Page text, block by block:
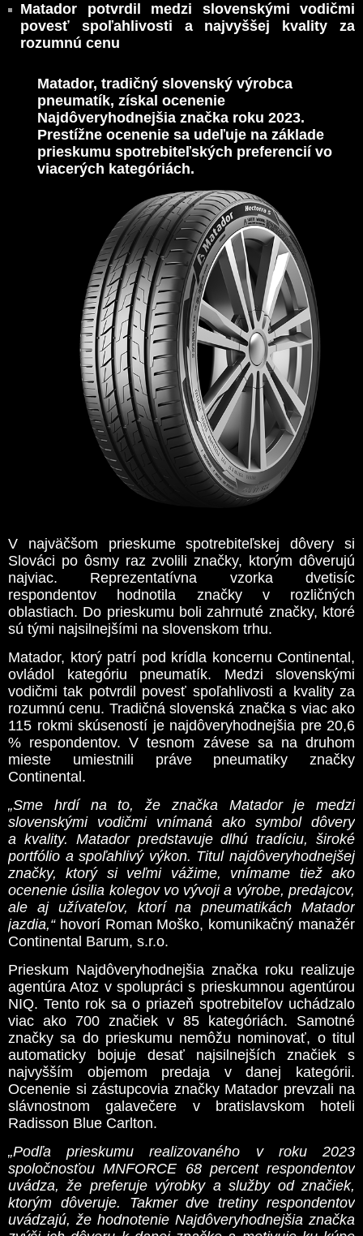
Matador potvrdil medzi slovenskými vodičmi
povesť spoľahlivosti a najvyššej kvality za
rozumnú cenu
Matador, tradičný slovenský výrobca
pneumatík, získal ocenenie
Najdôveryhodnejšia značka roku 2023.
Prestížne ocenenie sa udeľuje na základe
prieskumu spotrebiteľských preferencií vo
viacerých kategóriách.
V najväčšom prieskume spotrebiteľskej dôvery si
Slováci po ôsmy raz zvolili značky, ktorým dôverujú
najviac. Reprezentatívna vzorka dvetisíc
respondentov hodnotila značky v rozličných
oblastiach. Do prieskumu boli zahrnuté značky, ktoré
sú tými najsilnejšími na slovenskom trhu.
Matador, ktorý patrí pod krídla koncernu Continental,
ovládol kategóriu pneumatík. Medzi slovenskými
vodičmi tak potvrdil povesť spoľahlivosti a kvality za
rozumnú cenu. Tradičná slovenská značka s viac ako
115 rokmi skúseností je najdôveryhodnejšia pre 20,6
% respondentov. V tesnom závese sa na druhom
mieste umiestnili práve pneumatiky značky
Continental.
„Sme hrdí na to, že značka Matador je medzi
slovenskými vodičmi vnímaná ako symbol dôvery
a kvality. Matador predstavuje dlhú tradíciu, široké
portfólio a spoľahlivý výkon. Titul najdôveryhodnejšej
značky, ktorý si veľmi vážime, vnímame tiež ako
ocenenie úsilia kolegov vo vývoji a výrobe, predajcov,
ale aj užívateľov, ktorí na pneumatikách Matador
jazdia,“hovorí Roman Moško, komunikačný manažér
Continental Barum, s.r.o.
Prieskum Najdôveryhodnejšia značka roku realizuje
agentúra Atoz v spolupráci s prieskumnou agentúrou
NIQ. Tento rok sa o priazeň spotrebiteľov uchádzalo
viac ako 700 značiek v 85 kategóriách. Samotné
značky sa do prieskumu nemôžu nominovať, o titul
automaticky bojuje desať najsilnejších značiek s
najvyšším objemom predaja v danej kategórii.
Ocenenie si zástupcovia značky Matador prevzali na
slávnostnom galavečere v bratislavskom hoteli
Radisson Blue Carlton.
„Podľa prieskumu realizovaného v roku 2023
spoločnosťou MNFORCE 68 percent respondentov
uvádza, že preferuje výrobky a služby od značiek,
ktorým dôveruje. Takmer dve tretiny respondentov
uvádzajú, že hodnotenie Najdôveryhodnejšia značka